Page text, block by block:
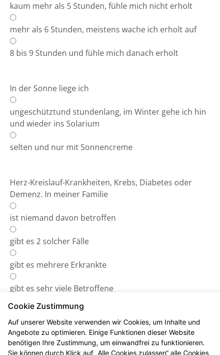
kaum mehr als 5 Stunden, fühle mich nicht erholt
mehr als 6 Stunden, meistens wache ich erholt auf
8 bis 9 Stunden und fühle mich danach erholt
In der Sonne liege ich
ungeschütztund stundenlang, im Winter gehe ich hin
und wieder ins Solarium
selten und nur mit Sonnencreme
Herz-Kreislauf-Krankheiten, Krebs, Diabetes oder
Demenz. In meiner Familie
ist niemand davon betroffen
gibt es 2 solcher Fälle
gibt es mehrere Erkrankte
gibt es sehr viele Betroffene
Das Ergebnis
Cookie Zustimmung
Auf unserer Website verwenden wir Cookies, um Inhalte und
Angebote zu optimieren. Einige Funktionen dieser Website
benötigen Ihre Zustimmung, um einwandfrei zu funktionieren.
Sie können durch Klick auf „Alle Cookies zulassen“ alle Cookies